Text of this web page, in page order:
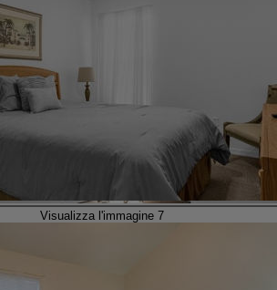
Visualizza l'immagine 7